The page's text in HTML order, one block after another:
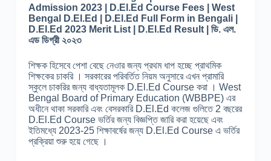
Admission 2023 | D.El.Ed Course Fees | West
Bengal D.El.Ed | D.El.Ed Full Form in Bengali |
D.El.Ed 2023 Merit List | D.El.Ed Result | ডি. এল.
এড ডিগ্রী ২০২৩
শিক্ষক হিসেবে পেশা বেছে নেওার জন্য প্রথম ধাপ হচ্ছে প্রাথমিক
শিক্ষকের চাকরি । সরকারের পরিবর্তিত নিয়ম অনুসারে এখন প্রামারি
স্কুলে চাকরির জন্য বাধ্যতামূলক D.El.Ed Course করা । West
Bengal Board of Primary Education (WBBPE) এর
অধীনে থাকা সরকারি এবং বেসরকারি D.El.Ed কলেজ গুলিতে 2 বছরের
D.El.Ed Course ভর্তির জন্য বিজ্ঞপ্তি জারি করা হয়েছে এবং
ইতিমধ্যে 2023-25 শিক্ষাবর্ষের জন্য D.El.Ed Course এ ভর্তির
প্রক্রিয়া শুরু হয়ে গেছে ।